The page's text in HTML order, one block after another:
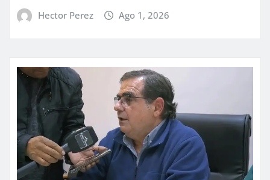
Hector Perez Ago 1, 2026